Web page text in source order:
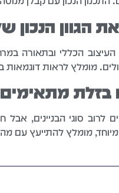
הגוון הנכון
העיצוב הכללי ובתאורה
מומלץ לראות
מתאימים
לרוב סוגי הבניינים,
מומלץ להתייעץ עם